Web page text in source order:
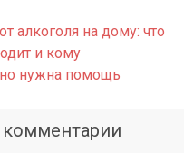
алкоголя на дому: что
и кому
нужна помощь